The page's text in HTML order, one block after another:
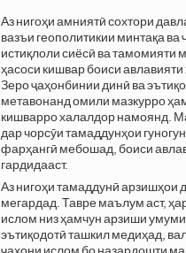
Аз нигоҳи амниятӣ сохтори
вазъи геополитикии минтақа
истиқлоли сиёсӣ ва тамомияти
ҳасоси кишвар боиси
Зеро ҷаҳонбинии динӣ ва
метавонанд омили мазкурро
кишварро халалдор намоянд.
дар чорсӯи тамаддунҳои
фарҳангӣ мебошад, боиси
гардидааст.
Аз нигоҳи тамаддунӣ арзишҳои
мегардад. Тавре маълум аст,
ислом низ ҳамчун арзиши
эътиқодотӣ ташкил медиҳад,